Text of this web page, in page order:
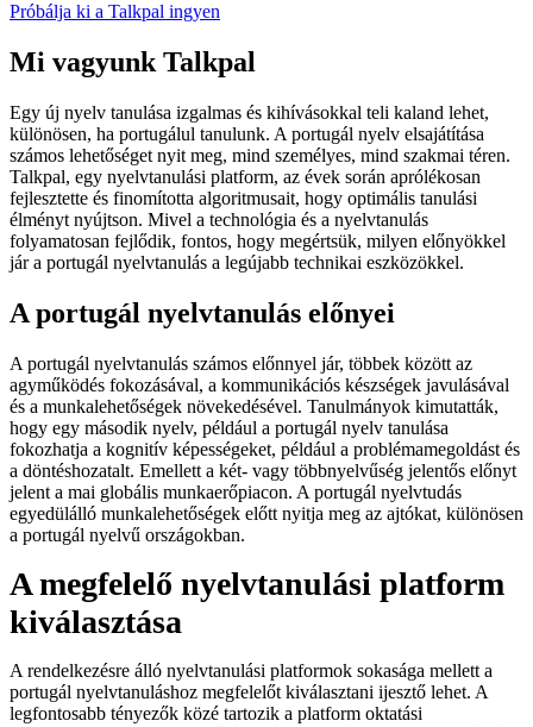
Próbálja ki a Talkpal ingyen
Mi vagyunk Talkpal
Egy új nyelv tanulása izgalmas és kihívásokkal teli kaland lehet,
különösen, ha portugálul tanulunk. A portugál nyelv elsajátítása
számos lehetőséget nyit meg, mind személyes, mind szakmai téren.
Talkpal, egy nyelvtanulási platform, az évek során aprólékosan
fejlesztette és finomította algoritmusait, hogy optimális tanulási
élményt nyújtson. Mivel a technológia és a nyelvtanulás
folyamatosan fejlődik, fontos, hogy megértsük, milyen előnyökkel
jár a portugál nyelvtanulás a legújabb technikai eszközökkel.
A portugál nyelvtanulás előnyei
A portugál nyelvtanulás számos előnnyel jár, többek között az
agyműködés fokozásával, a kommunikációs készségek javulásával
és a munkalehetőségek növekedésével. Tanulmányok kimutatták,
hogy egy második nyelv, például a portugál nyelv tanulása
fokozhatja a kognitív képességeket, például a problémamegoldást és
a döntéshozatalt. Emellett a két- vagy többnyelvűség jelentős előnyt
jelent a mai globális munkaerőpiacon. A portugál nyelvtudás
egyedülálló munkalehetőségek előtt nyitja meg az ajtókat, különösen
a portugál nyelvű országokban.
A megfelelő nyelvtanulási platform
kiválasztása
A rendelkezésre álló nyelvtanulási platformok sokasága mellett a
portugál nyelvtanuláshoz megfelelőt kiválasztani ijesztő lehet. A
legfontosabb tényezők közé tartozik a platform oktatási